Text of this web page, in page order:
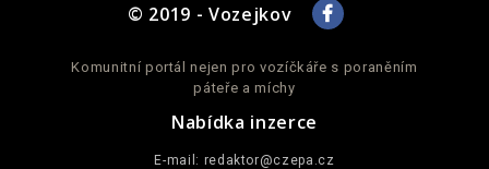
© 2019 - Vozejkov
Komunitní portál nejen pro vozíčkáře s poraněním
páteře a míchy
Nabídka inzerce
E-mail: redaktor@czepa.cz